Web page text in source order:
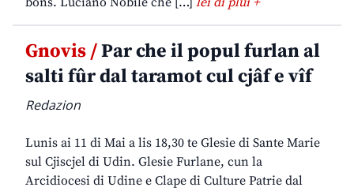
Gnovis /Par che il popul furlan al
salti fûr dal taramot cul cjâf e vîf
Redazion
Lunis ai 11 di Mai a lis 18,30 te Glesie di Sante Marie
sul Cjiscjel di Udin. Glesie Furlane, cun la
Arcidiocesi di Udine e Clape di Culture Patrie dal